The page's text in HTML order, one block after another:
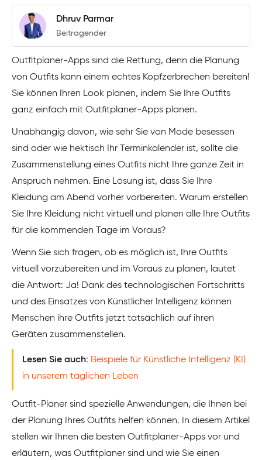
Dhruv Parmar
Beitragender
Outfitplaner-Apps sind die Rettung, denn die Planung
von Outfits kann einem echtes Kopfzerbrechen bereiten!
Sie können Ihren Look planen, indem Sie Ihre Outfits
ganz einfach mit Outfitplaner-Apps planen.
Unabhängig davon, wie sehr Sie von Mode besessen
sind oder wie hektisch Ihr Terminkalender ist, sollte die
Zusammenstellung eines Outfits nicht Ihre ganze Zeit in
Anspruch nehmen. Eine Lösung ist, dass Sie Ihre
Kleidung am Abend vorher vorbereiten. Warum erstellen
Sie Ihre Kleidung nicht virtuell und planen alle Ihre Outfits
für die kommenden Tage im Voraus?
Wenn Sie sich fragen, ob es möglich ist, Ihre Outfits
virtuell vorzubereiten und im Voraus zu planen, lautet
die Antwort: Ja! Dank des technologischen Fortschritts
und des Einsatzes von Künstlicher Intelligenz können
Menschen ihre Outfits jetzt tatsächlich auf ihren
Geräten zusammenstellen.
Lesen Sie auch: Beispiele für Künstliche Intelligenz (KI)
in unserem täglichen Leben
Outfit-Planer sind spezielle Anwendungen, die Ihnen bei
der Planung Ihres Outfits helfen können. In diesem Artikel
stellen wir Ihnen die besten Outfitplaner-Apps vor und
erläutern, was Outfitplaner sind und wie Sie einen